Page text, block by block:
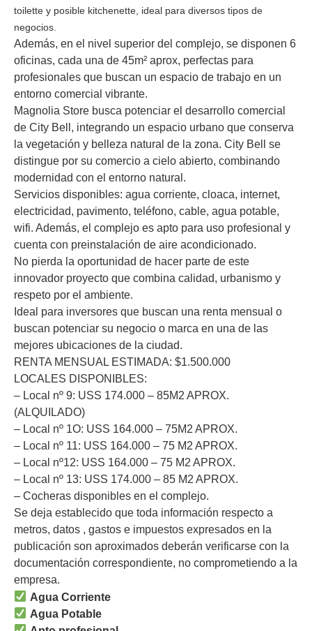
toilette y posible kitchenette, ideal para diversos tipos de
negocios.
Además, en el nivel superior del complejo, se disponen 6
oficinas, cada una de 45m² aprox, perfectas para
profesionales que buscan un espacio de trabajo en un
entorno comercial vibrante.
Magnolia Store busca potenciar el desarrollo comercial
de City Bell, integrando un espacio urbano que conserva
la vegetación y belleza natural de la zona. City Bell se
distingue por su comercio a cielo abierto, combinando
modernidad con el entorno natural.
Servicios disponibles: agua corriente, cloaca, internet,
electricidad, pavimento, teléfono, cable, agua potable,
wifi. Además, el complejo es apto para uso profesional y
cuenta con preinstalación de aire acondicionado.
No pierda la oportunidad de hacer parte de este
innovador proyecto que combina calidad, urbanismo y
respeto por el ambiente.
Ideal para inversores que buscan una renta mensual o
buscan potenciar su negocio o marca en una de las
mejores ubicaciones de la ciudad.
RENTA MENSUAL ESTIMADA: $1.500.000
LOCALES DISPONIBLES:
– Local nº 9: USS 174.000 – 85M2 APROX.
(ALQUILADO)
– Local nº 1O: USS 164.000 – 75M2 APROX.
– Local nº 11: USS 164.000 – 75 M2 APROX.
– Local nº12: USS 164.000 – 75 M2 APROX.
– Local nº 13: USS 174.000 – 85 M2 APROX.
– Cocheras disponibles en el complejo.
Se deja establecido que toda información respecto a
metros, datos , gastos e impuestos expresados en la
publicación son aproximados deberán verificarse con la
documentación correspondiente, no comprometiendo a la
empresa.
Agua Corriente
Agua Potable